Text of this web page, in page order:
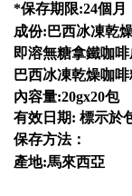
*保存期限:24個月
成份:巴西冰凍乾
即溶無糖拿鐵咖
巴西冰凍乾燥咖
內容量:20gx20包
有效日期: 標示於
保存方法：
產地:馬來西亞